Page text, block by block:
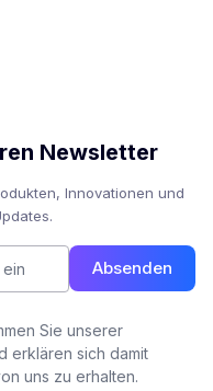
Newsletter
Innovationen und
Absenden
Sie unserer
erklären sich damit
uns zu erhalten.